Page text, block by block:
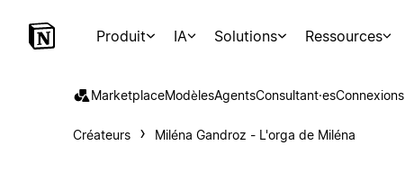
Produit IA Solutions Ressources
MarketplaceModèlesAgentsConsultant·esConnexions
Créateurs Miléna Gandroz - L'orga de Miléna